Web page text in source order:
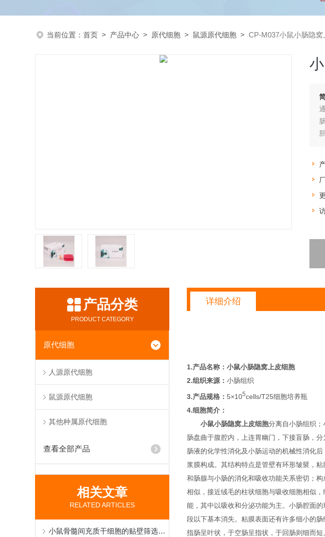
当前位置： 首页 > 产品中心 > 原代细胞 > 鼠源原代细胞 > CP-M037小鼠小肠隐窝
产品分类
PRODUCT CATEGORY
原代细胞
人源原代细胞
鼠源原代细胞
其他种属原代细胞
查看全部产品
相关文章
RELATED ARTICLES
小鼠骨髓间充质干细胞的贴壁筛选原理与再生医学研究应用
详细介绍
1.产品名称： 小鼠小肠隐窝上皮细胞
2.组织来源： 小肠组织
3.产品规格： 5×105cells/T25细胞培养瓶
4.细胞简介：
小鼠小肠隐窝上皮细胞分离自小肠组织
肠盘曲于腹腔内，上连胃幽门，下接盲肠，
肠液的化学性消化及小肠运动的机械性消化
浆膜构成。其结构特点是管壁有环形皱襞，
和肠腺与小肠的消化和吸收功能关系密切；
相似，接近绒毛的柱状细胞与吸收细胞相似
能，其中以吸收和分泌功能为主。小肠腔面
段以下基本消失。粘膜表面还有许多细小的
指肠呈叶状，于空肠呈指状，于回肠则细而